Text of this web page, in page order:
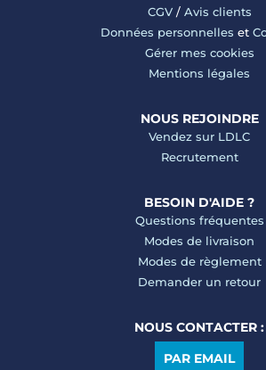
CGV/ Avis clients
Données personnelles et
Gérer mes cookies
Mentions légales
NOUS REJOINDRE
Vendez sur LDLC
Recrutement
BESOIN D'AIDE ?
Questions fréquentes
Modes de livraison
Modes de règlement
Demander un retour
NOUS CONTACTER :
PAR EMAIL